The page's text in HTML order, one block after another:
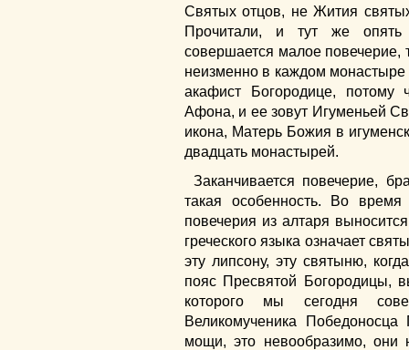
Святых отцов, не Жития
Прочитали, и тут же
совершается малое повечерие,
неизменно в каждом монастыре
акафист Богородице, потому
Афона, и ее зовут Игуменьей
икона, Матерь Божия в
двадцать монастырей.
Заканчивается повечерие,
такая особенность. Во
повечерия из алтаря
греческого языка означает
эту липсону, эту святыню,
пояс Пресвятой Богородицы,
которого мы сегодня
Великомученика
мощи, это невообразимо,